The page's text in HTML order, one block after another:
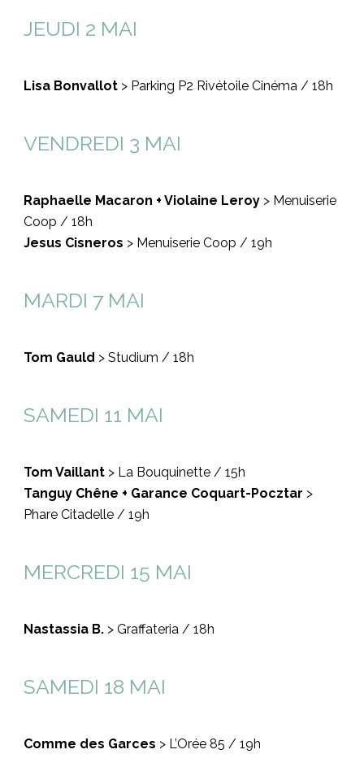
JEUDI 2 MAI
Lisa Bonvallot > Parking P2 Rivétoile Cinéma / 18h
VENDREDI 3 MAI
Raphaelle Macaron + Violaine Leroy > Menuiserie
Coop / 18h
Jesus Cisneros > Menuiserie Coop / 19h
MARDI 7 MAI
Tom Gauld > Studium / 18h
SAMEDI 11 MAI
Tom Vaillant > La Bouquinette / 15h
Tanguy Chêne + Garance Coquart-Pocztar >
Phare Citadelle / 19h
MERCREDI 15 MAI
Nastassia B. > Graffateria / 18h
SAMEDI 18 MAI
Comme des Garces > L’Orée 85 / 19h